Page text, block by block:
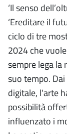
‘Il senso
‘Ereditare il
ciclo di tre
2024 che
sempre lega la
suo tempo.
digitale, l'arte
possibilità
influenzato i